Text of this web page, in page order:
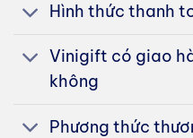
Hình thức thanh
Vinigift có giao
không
Phương thức